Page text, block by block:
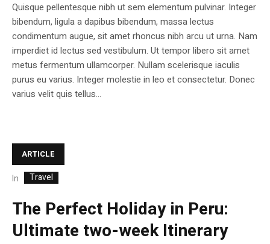
Quisque pellentesque nibh ut sem elementum pulvinar. Integer
bibendum, ligula a dapibus bibendum, massa lectus
condimentum augue, sit amet rhoncus nibh arcu ut urna. Nam
imperdiet id lectus sed vestibulum. Ut tempor libero sit amet
metus fermentum ullamcorper. Nullam scelerisque iaculis
purus eu varius. Integer molestie in leo et consectetur. Donec
varius velit quis tellus...
ARTICLE
In Travel
The Perfect Holiday in Peru:
Ultimate two-week Itinerary